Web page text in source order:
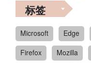
标签
Microsoft Edge
Firefox
Mozilla